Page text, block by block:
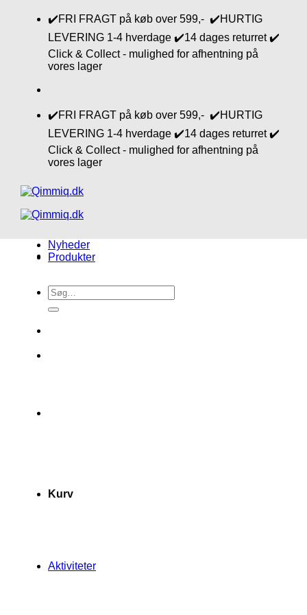
✔️FRI FRAGT på køb over 599,- ✔️HURTIG
LEVERING 1-4 hverdage ✔️14 dages returret ✔️
Click & Collect - mulighed for afhentning på
vores lager
✔️FRI FRAGT på køb over 599,- ✔️HURTIG
LEVERING 1-4 hverdage ✔️14 dages returret ✔️
Click & Collect - mulighed for afhentning på
vores lager
Søg
efter:
Kurv
Nyheder
Produkter
Aktiviteter